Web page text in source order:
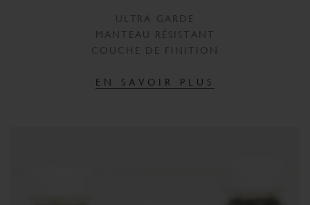
ULTRA GARDE
MANTEAU RÉSISTANT
COUCHE DE FINITION
EN SAVOIR PLUS